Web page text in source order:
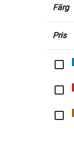
Färg
Pris